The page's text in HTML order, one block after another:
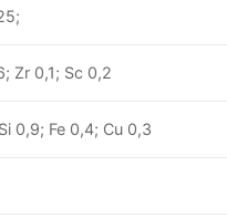
Zr 0,1; Sc 0,2
0,9; Fe 0,4; Cu 0,3